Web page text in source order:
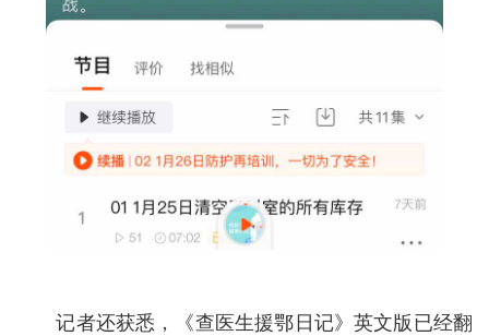
记者还获悉，《查医生援鄂日记》英文版已经翻